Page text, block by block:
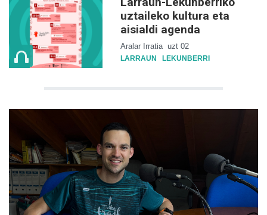
uztaileko kultura eta
aisialdi agenda
Aralar Irratia uzt 02
LARRAUN LEKUNBERRI